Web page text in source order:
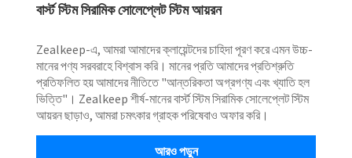
বার্স্ট স্টিম সিরামিক সোলেপ্লেট স্টিম আয়রন
Zealkeep-এ, আমরা আমাদের ক্লায়েন্টদের চাহিদা পূরণ করে এমন উচ্চ-
মানের পণ্য সরবরাহে বিশ্বাস করি। মানের প্রতি আমাদের প্রতিশ্রুতি
প্রতিফলিত হয় আমাদের নীতিতে "আন্তরিকতা অগ্রগণ্য এবং খ্যাতি হল
ভিত্তি"। Zealkeep শীর্ষ-মানের বার্স্ট স্টিম সিরামিক সোলেপ্লেট স্টিম
আয়রন ছাড়াও, আমরা চমৎকার গ্রাহক পরিষেবাও অফার করি।
আরও পড়ুন